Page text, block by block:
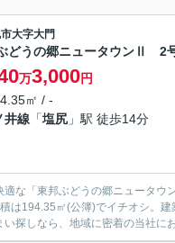
大字大門
どうの郷ニュータウンⅡ 2
万3,000円
㎡ / -
井線 「塩尻 」駅 徒歩14分
適な「東邦ぶどうの郷ニュータ
は194.35㎡(公簿)でイチオシ。
探しなら、地域に密着の当社に